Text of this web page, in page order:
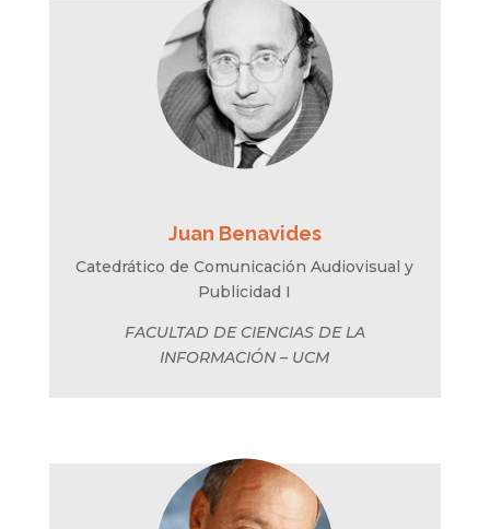
Juan Benavides
Catedrático de Comunicación Audiovisual y
Publicidad I
FACULTAD DE CIENCIAS DE LA
INFORMACIÓN – UCM